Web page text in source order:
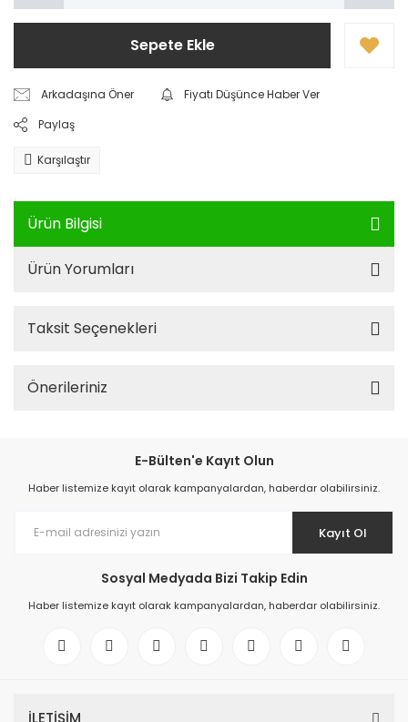
Sepete Ekle
Arkadaşına Öner
Fiyatı Düşünce Haber Ver
Paylaş
Karşılaştır
Ürün Bilgisi
Ürün Yorumları
Taksit Seçenekleri
Önerileriniz
E-Bülten'e Kayıt Olun
Haber listemize kayıt olarak kampanyalardan, haberdar olabilirsiniz.
Kayıt Ol
Sosyal Medyada Bizi Takip Edin
Haber listemize kayıt olarak kampanyalardan, haberdar olabilirsiniz.
İLETİŞİM